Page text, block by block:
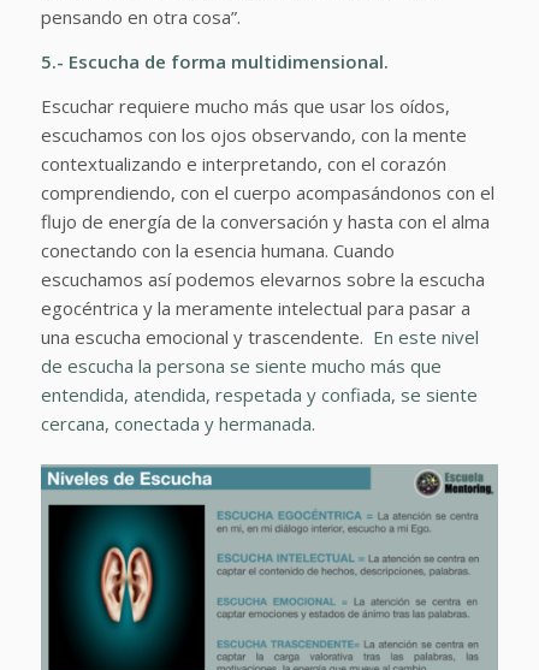
pensando en otra cosa”.
5.- Escucha de forma multidimensional.
Escuchar requiere mucho más que usar los oídos,
escuchamos con los ojos observando, con la mente
contextualizando e interpretando, con el corazón
comprendiendo, con el cuerpo acompasándonos con el
flujo de energía de la conversación y hasta con el alma
conectando con la esencia humana. Cuando
escuchamos así podemos elevarnos sobre la escucha
egocéntrica y la meramente intelectual para pasar a
una escucha emocional y trascendente. En este nivel
de escucha la persona se siente mucho más que
entendida, atendida, respetada y confiada, se siente
cercana, conectada y hermanada.